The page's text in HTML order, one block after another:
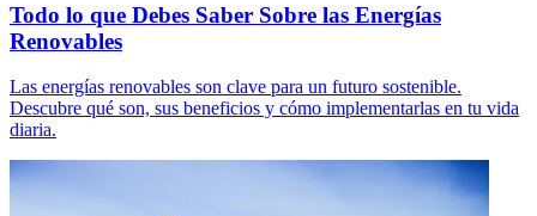
Todo lo que Debes Saber Sobre las Energías
Renovables
Las energías renovables son clave para un futuro sostenible.
Descubre qué son, sus beneficios y cómo implementarlas en tu vida
diaria.